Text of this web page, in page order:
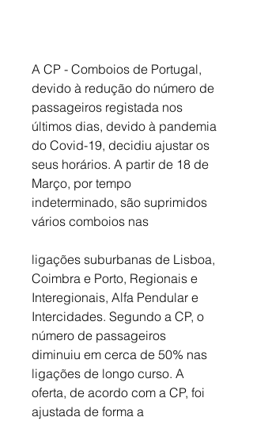
A CP - Comboios de Portugal,
devido à redução do número de
passageiros registada nos
últimos dias, devido à pandemia
do Covid-19, decidiu ajustar os
seus horários. A partir de 18 de
Março, por tempo
indeterminado, são suprimidos
vários comboios nas
ligações suburbanas de Lisboa,
Coimbra e Porto, Regionais e
Interegionais, Alfa Pendular e
Intercidades. Segundo a CP, o
número de passageiros
diminuiu em cerca de 50% nas
ligações de longo curso. A
oferta, de acordo com a CP, foi
ajustada de forma a